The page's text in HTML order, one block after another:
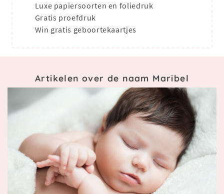
Luxe papiersoorten en foliedruk
Gratis proefdruk
Win gratis geboortekaartjes
Artikelen over de naam Maribel